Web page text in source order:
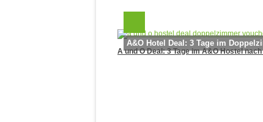
A&O Hotel Deal: 3 Tage im
A und O Deal: 3 Tage im A&O Hostel